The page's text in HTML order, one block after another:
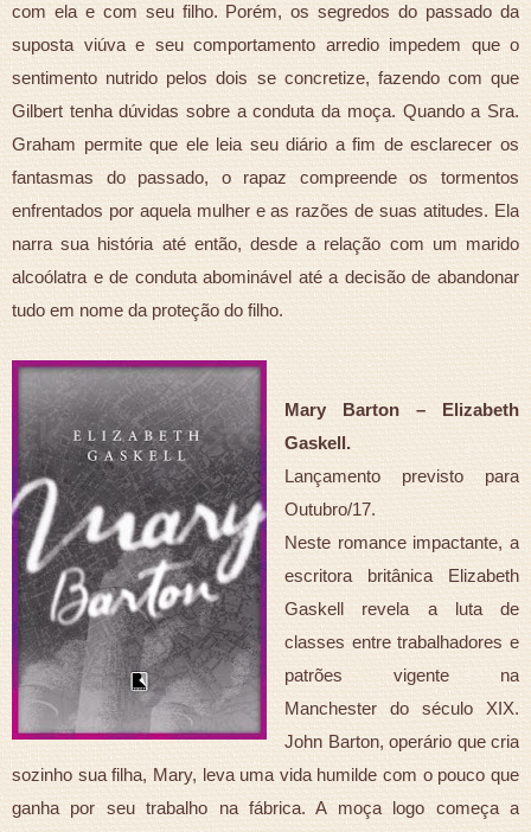
com ela e com seu filho. Porém, os segredos do passado da
suposta viúva e seu comportamento arredio impedem que o
sentimento nutrido pelos dois se concretize, fazendo com que
Gilbert tenha dúvidas sobre a conduta da moça. Quando a Sra.
Graham permite que ele leia seu diário a fim de esclarecer os
fantasmas do passado, o rapaz compreende os tormentos
enfrentados por aquela mulher e as razões de suas atitudes. Ela
narra sua história até então, desde a relação com um marido
alcoólatra e de conduta abominável até a decisão de abandonar
tudo em nome da proteção do filho.
Mary Barton – Elizabeth
Gaskell.
Lançamento previsto para
Outubro/17.
Neste romance impactante, a
escritora britânica Elizabeth
Gaskell revela a luta de
classes entre trabalhadores e
patrões vigente na
Manchester do século XIX.
John Barton, operário que cria
sozinho sua filha, Mary, leva uma vida humilde com o pouco que
ganha por seu trabalho na fábrica. A moça logo começa a